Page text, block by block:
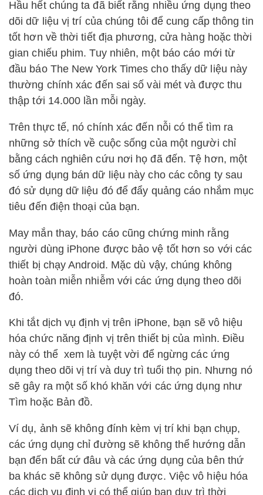
Hầu hết chúng ta đã biết rằng nhiều ứng dụng theo
dõi dữ liệu vị trí của chúng tôi để cung cấp thông tin
tốt hơn về thời tiết địa phương, cửa hàng hoặc thời
gian chiếu phim. Tuy nhiên, một báo cáo mới từ
đầu báo The New York Times cho thấy dữ liệu này
thường chính xác đến sai số vài mét và được thu
thập tới 14.000 lần mỗi ngày.
Trên thực tế, nó chính xác đến nỗi có thể tìm ra
những sở thích về cuộc sống của một người chỉ
bằng cách nghiên cứu nơi họ đã đến. Tệ hơn, một
số ứng dụng bán dữ liệu này cho các công ty sau
đó sử dụng dữ liệu đó để đẩy quảng cáo nhắm mục
tiêu đến điện thoại của bạn.
May mắn thay, báo cáo cũng chứng minh rằng
người dùng iPhone được bảo vệ tốt hơn so với các
thiết bị chạy Android. Mặc dù vậy, chúng không
hoàn toàn miễn nhiễm với các ứng dụng theo dõi
đó.
Khi tắt dịch vụ định vị trên iPhone, bạn sẽ vô hiệu
hóa chức năng định vị trên thiết bị của mình. Điều
này có thể xem là tuyệt vời để ngừng các ứng
dụng theo dõi vị trí và duy trì tuổi thọ pin. Nhưng nó
sẽ gây ra một số khó khăn với các ứng dụng như
Tìm hoặc Bản đồ.
Ví dụ, ảnh sẽ không đính kèm vị trí khi bạn chụp,
các ứng dụng chỉ đường sẽ không thể hướng dẫn
bạn đến bất cứ đâu và các ứng dụng của bên thứ
ba khác sẽ không sử dụng được. Việc vô hiệu hóa
các dịch vụ định vị có thể giúp bạn duy trì thời